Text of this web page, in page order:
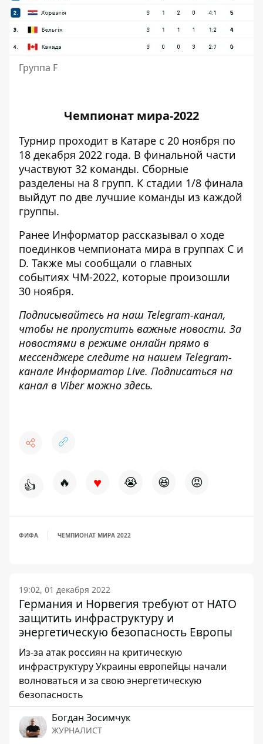
Группа F
Чемпионат мира-2022
Турнир проходит в Катаре с 20 ноября по
18 декабря 2022 года. В финальной части
участвуют 32 команды. Сборные
разделены на 8 групп. К стадии 1/8 финала
выйдут по две лучшие команды из каждой
группы.
Ранее Информатор рассказывал о ходе
поединков чемпионата мира в группах С и
D. Также мы сообщали о главных
событиях ЧМ-2022, которые произошли
30 ноября.
Подписывайтесь на наш Telegram-канал,
чтобы не пропустить важные новости. За
новостями в режиме онлайн прямо в
мессенджере следите на нашем Telegram-
канале Информатор Live. Подписаться на
канал в Viber можно здесь.
👍 🔥 ♥ 😭 😆 😡
ФИФА ЧЕМПИОНАТ МИРА 2022
19:02, 01 декабря 2022
Германия и Норвегия требуют от НАТО
защитить инфраструктуру и
энергетическую безопасность Европы
Из-за атак россиян на критическую
инфраструктуру Украины европейцы начали
волноваться и за свою энергетическую
безопасность
Богдан Зосимчук
ЖУРНАЛИСТ